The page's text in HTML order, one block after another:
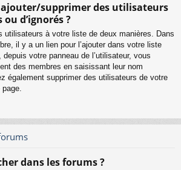
supprimer des utilisateurs
d’ignorés ?
utilisateurs à votre liste de deux manières. Dans
il y a un lien pour l’ajouter dans votre liste
depuis votre panneau de l’utilisateur, vous
des membres en saisissant leur nom
également supprimer des utilisateurs de votre
dans les forums ?